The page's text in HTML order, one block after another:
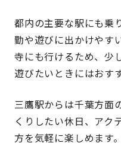
都内の主要な駅にも乗
勤や遊びに出かけやす
寺にも行けるため、少
遊びたいときにはおす
三鷹駅からは千葉方面
くりしたい休日、アク
方を気軽に楽しめます